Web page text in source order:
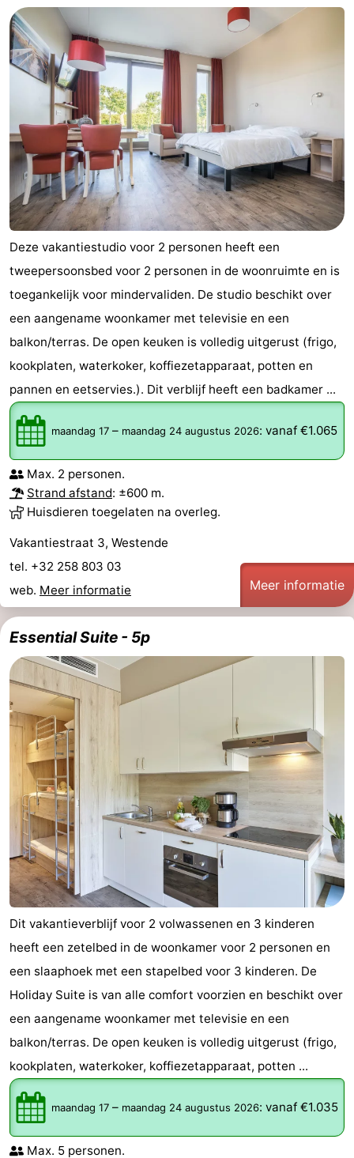
Deze vakantiestudio voor 2 personen heeft een
tweepersoonsbed voor 2 personen in de woonruimte en is
toegankelijk voor mindervaliden. De studio beschikt over
een aangename woonkamer met televisie en een
balkon/terras. De open keuken is volledig uitgerust (frigo,
kookplaten, waterkoker, koffiezetapparaat, potten en
pannen en eetservies.). Dit verblijf heeft een badkamer ...
maandag 17 – maandag 24 augustus 2026: vanaf €1.065
Max. 2 personen.
Strand afstand: ±600 m.
Huisdieren toegelaten na overleg.
Vakantiestraat 3, Westende
tel. +32 258 803 03
web. Meer informatie Meer informatie
Essential Suite - 5p
Dit vakantieverblijf voor 2 volwassenen en 3 kinderen
heeft een zetelbed in de woonkamer voor 2 personen en
een slaaphoek met een stapelbed voor 3 kinderen. De
Holiday Suite is van alle comfort voorzien en beschikt over
een aangename woonkamer met televisie en een
balkon/terras. De open keuken is volledig uitgerust (frigo,
kookplaten, waterkoker, koffiezetapparaat, potten ...
maandag 17 – maandag 24 augustus 2026: vanaf €1.035
Max. 5 personen.